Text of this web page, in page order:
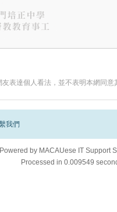
表達個人看法，並不表明本網同意
我們
Powered by MACAUese IT Support
Processed in 0.009549